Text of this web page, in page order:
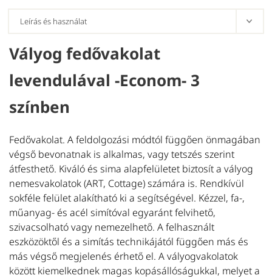
Vályog fedővakolat
levendulával -Econom- 3
színben
Fedővakolat. A feldolgozási módtól függően önmagában
végső bevonatnak is alkalmas, vagy tetszés szerint
átfesthető. Kiváló és sima alapfelületet biztosít a vályog
nemesvakolatok (ART, Cottage) számára is. Rendkívül
sokféle felület alakítható ki a segítségével. Kézzel, fa-,
műanyag- és acél simítóval egyaránt felvihető,
szivacsolható vagy nemezelhető. A felhasznált
eszközöktől és a simítás technikájától függően más és
más végső megjelenés érhető el. A vályogvakolatok
között kiemelkednek magas kopásállóságukkal, melyet a